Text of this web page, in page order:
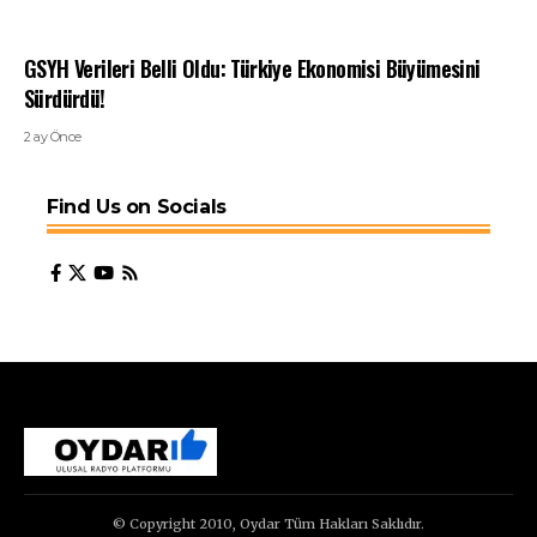
GSYH Verileri Belli Oldu: Türkiye Ekonomisi Büyümesini
Sürdürdü!
2 ay Önce
Find Us on Socials
© Copyright 2010, Oydar Tüm Hakları Saklıdır.